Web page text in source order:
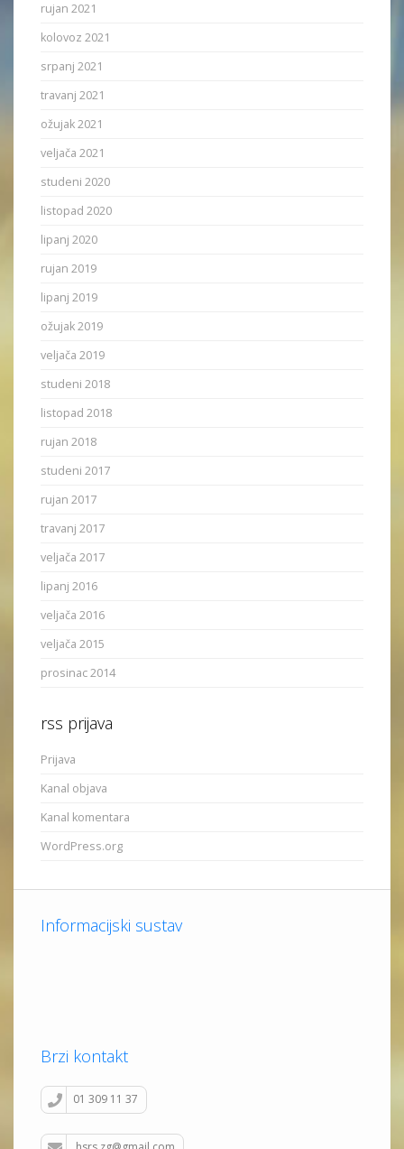
rujan 2021
kolovoz 2021
srpanj 2021
travanj 2021
ožujak 2021
veljača 2021
studeni 2020
listopad 2020
lipanj 2020
rujan 2019
lipanj 2019
ožujak 2019
veljača 2019
studeni 2018
listopad 2018
rujan 2018
studeni 2017
rujan 2017
travanj 2017
veljača 2017
lipanj 2016
veljača 2016
veljača 2015
prosinac 2014
rss prijava
Prijava
Kanal objava
Kanal komentara
WordPress.org
Informacijski sustav
Brzi kontakt
01 309 11 37